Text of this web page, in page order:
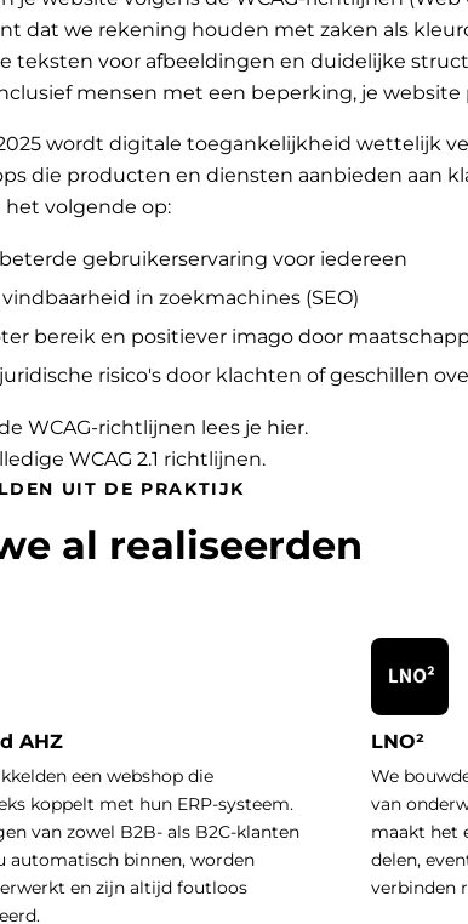
dat we rekening houden met zaken als
teksten voor afbeeldingen en duidelijke
mensen met een beperking, je
wordt digitale toegankelijkheid wettelijk
die producten en diensten aanbieden aan
het volgende op:
gebruikerservaring voor iedereen
in zoekmachines (SEO)
bereik en positiever imago door
risico's door klachten of geschillen
WCAG-richtlijnen lees je hier.
WCAG 2.1 richtlijnen.
UIT DE PRAKTIJK
al realiseerden
AHZ
een webshop die
koppelt met hun ERP-systeem.
van zowel B2B- als B2C-klanten
automatisch binnen, worden
en zijn altijd foutloos
LNO²
We
van
maakt het
delen,
verbinden